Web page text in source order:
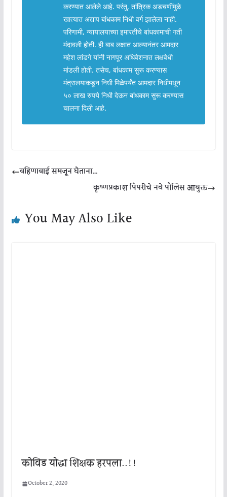
करण्यात आलेले आहे. परंतु, तांत्रिक अडचणींमुळे
खात्यात अद्याप बांधकाम निधी वर्ग झालेला नाही.
परिणामी, न्यायालयाच्या इमारतीचे बांधकामाची गती
मंदावली होती. ही बाब लक्षात आल्यानंतर आमदार
महेश लांडगे यांनी नागपूर अधिवेशनात लक्षवेधी
मांडली होती. तसेच, बांधकाम सुरू करण्यास
मंत्रालयाकडून निधी मिळेपर्यंत आमदार निधीमधून
५० लाख रुपये निधी देऊन बांधकाम सुरू करण्यास
चालना दिली आहे.
बहिणाबाई समजून घेताना…
कृष्णप्रकाश पिंपरीचे नवे पोलिस आयुक्त
You May Also Like
कोविड योद्धा शिक्षक हरपला..!!
October 2, 2020